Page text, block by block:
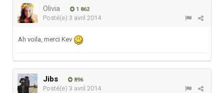
Olivia 1 862
Posté(e) 3 avril 2014
Ah voila, merci Kev
Jibs 896
Posté(e) 3 avril 2014